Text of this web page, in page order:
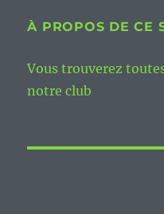
À PROPOS DE CE
Vous trouverez
notre club